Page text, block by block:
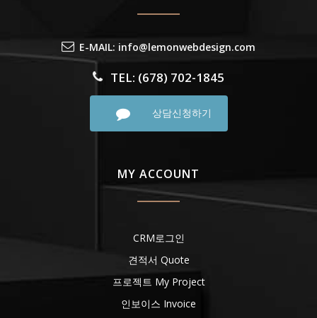
E-MAIL: info@lemonwebdesign.com
TEL: (678) 702-1845
상담신청하기
MY ACCOUNT
CRM로그인
견적서 Quote
프로젝트 My Project
인보이스 Invoice